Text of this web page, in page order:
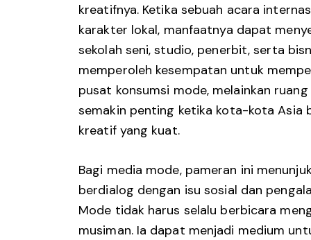
kreatifnya. Ketika sebuah acara
karakter lokal, manfaatnya dapat
sekolah seni, studio, penerbit, serta
memperoleh kesempatan untuk
pusat konsumsi mode, melainkan
semakin penting ketika kota-kota Asia
kreatif yang kuat.
Bagi media mode, pameran ini
berdialog dengan isu sosial dan
Mode tidak harus selalu berbicara
musiman. Ia dapat menjadi medium